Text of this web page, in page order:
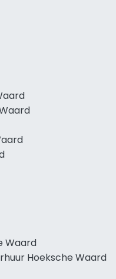
Waard
Hoeksche Waard